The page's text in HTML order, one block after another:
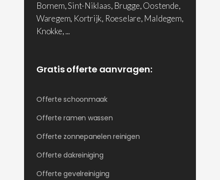
Bornem, Sint-Niklaas, Brugge, Oostende,
Waregem, Kortrijk, Roeselare, Maldegem,
Knokke, ...
Gratis offerte aanvragen:
Offerte schoonmaak
Offerte ramen wassen
Offerte zonnepanelen reinigen
Offerte dakreiniging
Offerte gevelreiniging